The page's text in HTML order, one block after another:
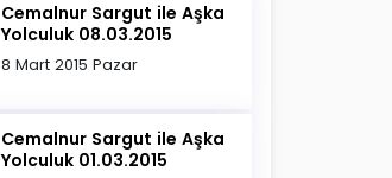
Cemalnur Sargut ile Aşka
Yolculuk 08.03.2015
8 Mart 2015 Pazar
Cemalnur Sargut ile Aşka
Yolculuk 01.03.2015